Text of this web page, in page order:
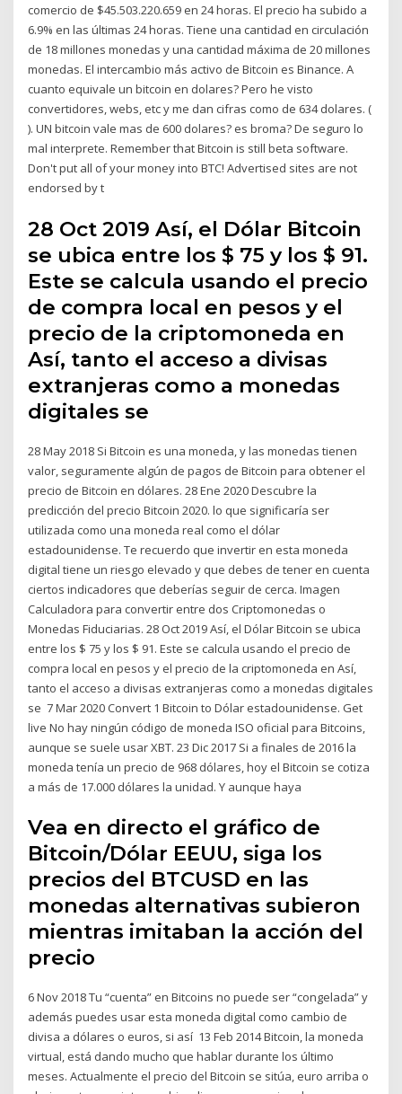
comercio de $45.503.220.659 en 24 horas. El precio ha subido a
6.9% en las últimas 24 horas. Tiene una cantidad en circulación
de 18 millones monedas y una cantidad máxima de 20 millones
monedas. El intercambio más activo de Bitcoin es Binance. A
cuanto equivale un bitcoin en dolares? Pero he visto
convertidores, webs, etc y me dan cifras como de 634 dolares. (
). UN bitcoin vale mas de 600 dolares? es broma? De seguro lo
mal interprete. Remember that Bitcoin is still beta software.
Don't put all of your money into BTC! Advertised sites are not
endorsed by t
28 Oct 2019 Así, el Dólar Bitcoin
se ubica entre los $ 75 y los $ 91.
Este se calcula usando el precio
de compra local en pesos y el
precio de la criptomoneda en
Así, tanto el acceso a divisas
extranjeras como a monedas
digitales se
28 May 2018 Si Bitcoin es una moneda, y las monedas tienen
valor, seguramente algún de pagos de Bitcoin para obtener el
precio de Bitcoin en dólares. 28 Ene 2020 Descubre la
predicción del precio Bitcoin 2020. lo que significaría ser
utilizada como una moneda real como el dólar
estadounidense. Te recuerdo que invertir en esta moneda
digital tiene un riesgo elevado y que debes de tener en cuenta
ciertos indicadores que deberías seguir de cerca. Imagen
Calculadora para convertir entre dos Criptomonedas o
Monedas Fiduciarias. 28 Oct 2019 Así, el Dólar Bitcoin se ubica
entre los $ 75 y los $ 91. Este se calcula usando el precio de
compra local en pesos y el precio de la criptomoneda en Así,
tanto el acceso a divisas extranjeras como a monedas digitales
se 7 Mar 2020 Convert 1 Bitcoin to Dólar estadounidense. Get
live No hay ningún código de moneda ISO oficial para Bitcoins,
aunque se suele usar XBT. 23 Dic 2017 Si a finales de 2016 la
moneda tenía un precio de 968 dólares, hoy el Bitcoin se cotiza
a más de 17.000 dólares la unidad. Y aunque haya
Vea en directo el gráfico de
Bitcoin/Dólar EEUU, siga los
precios del BTCUSD en las
monedas alternativas subieron
mientras imitaban la acción del
precio
6 Nov 2018 Tu “cuenta” en Bitcoins no puede ser “congelada” y
además puedes usar esta moneda digital como cambio de
divisa a dólares o euros, si así 13 Feb 2014 Bitcoin, la moneda
virtual, está dando mucho que hablar durante los último
meses. Actualmente el precio del Bitcoin se sitúa, euro arriba o